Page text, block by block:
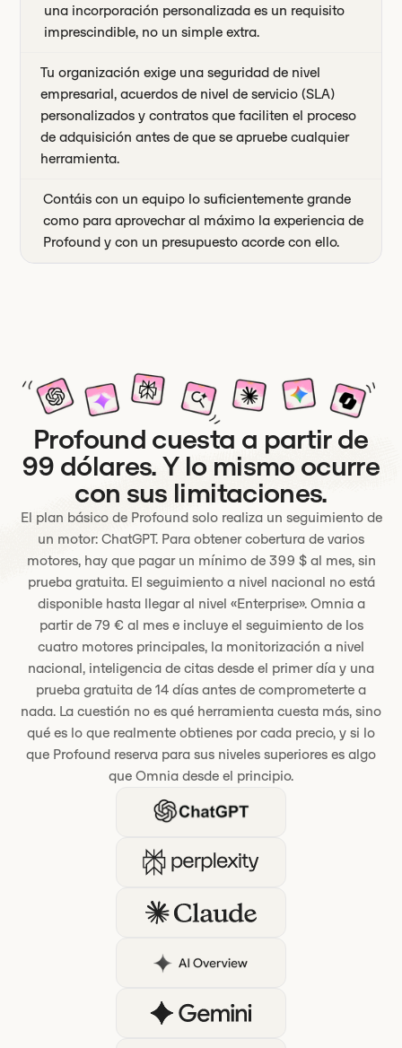
una incorporación personalizada es un requisito
imprescindible, no un simple extra.
Tu organización exige una seguridad de nivel
empresarial, acuerdos de nivel de servicio (SLA)
personalizados y contratos que faciliten el proceso
de adquisición antes de que se apruebe cualquier
herramienta.
Contáis con un equipo lo suficientemente grande
como para aprovechar al máximo la experiencia de
Profound y con un presupuesto acorde con ello.
Profound cuesta a partir de
99 dólares. Y lo mismo ocurre
con sus limitaciones.
El plan básico de Profound solo realiza un seguimiento de
un motor: ChatGPT. Para obtener cobertura de varios
motores, hay que pagar un mínimo de 399 $ al mes, sin
prueba gratuita. El seguimiento a nivel nacional no está
disponible hasta llegar al nivel «Enterprise». Omnia a
partir de 79 € al mes e incluye el seguimiento de los
cuatro motores principales, la monitorización a nivel
nacional, inteligencia de citas desde el primer día y una
prueba gratuita de 14 días antes de comprometerte a
nada. La cuestión no es qué herramienta cuesta más, sino
qué es lo que realmente obtienes por cada precio, y si lo
que Profound reserva para sus niveles superiores es algo
que Omnia desde el principio.